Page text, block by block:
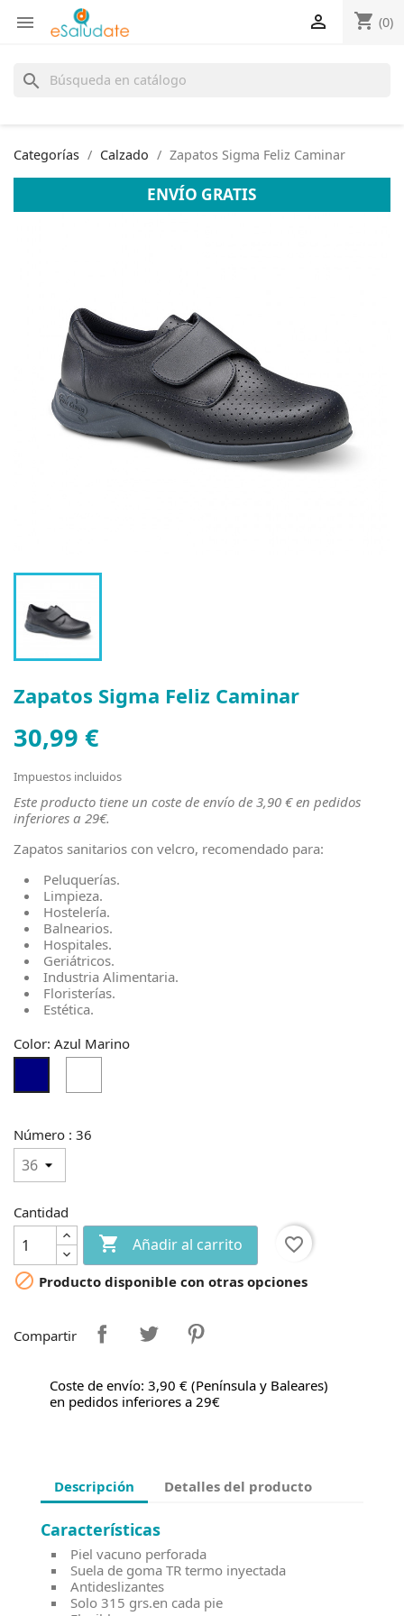
 shopping_cart (0)

search
Categorías Calzado Zapatos Sigma Feliz Caminar
ENVÍO GRATIS
Zapatos Sigma Feliz Caminar
30,99 €
Impuestos incluidos
Este producto tiene un coste de envío de 3,90 € en pedidos
inferiores a 29€.
Zapatos sanitarios con velcro, recomendado para:
Peluquerías.
Limpieza.
Hostelería.
Balnearios.
Hospitales.
Geriátricos.
Industria Alimentaria.
Floristerías.
Estética.
Color: Azul Marino
Número : 36
Cantidad
 Añadir al carrito
favorite_border
 Producto disponible con otras opciones
Compartir
Coste de envío: 3,90 € (Península y Baleares)
en pedidos inferiores a 29€
Descripción Detalles del producto
Características
Piel vacuno perforada
Suela de goma TR termo inyectada
Antideslizantes
Solo 315 grs.en cada pie